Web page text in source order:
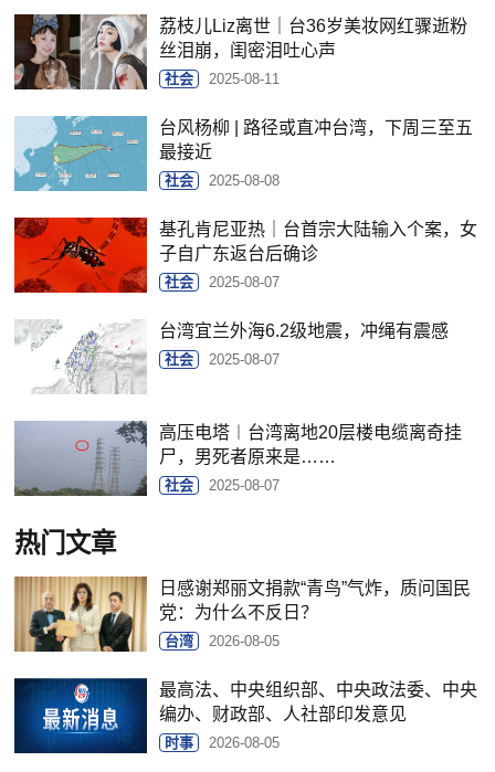
荔枝儿Liz离世｜台36岁美妆网红骤逝粉
丝泪崩，闺密泪吐心声
社会 2025-08-11
台风杨柳 | 路径或直冲台湾，下周三至五
最接近
社会 2025-08-08
基孔肯尼亚热｜台首宗大陆输入个案，女
子自广东返台后确诊
社会 2025-08-07
台湾宜兰外海6.2级地震，冲绳有震感
社会 2025-08-07
高压电塔︱台湾离地20层楼电缆离奇挂
尸，男死者原来是……
社会 2025-08-07
热门文章
日感谢郑丽文捐款“青鸟”气炸，质问国民
党：为什么不反日？
台湾 2026-08-05
最高法、中央组织部、中央政法委、中央
编办、财政部、人社部印发意见
时事 2026-08-05